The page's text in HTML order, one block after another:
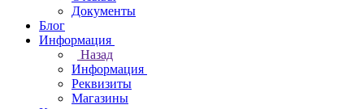
Документы
Блог
Информация
Назад
Информация
Реквизиты
Магазины